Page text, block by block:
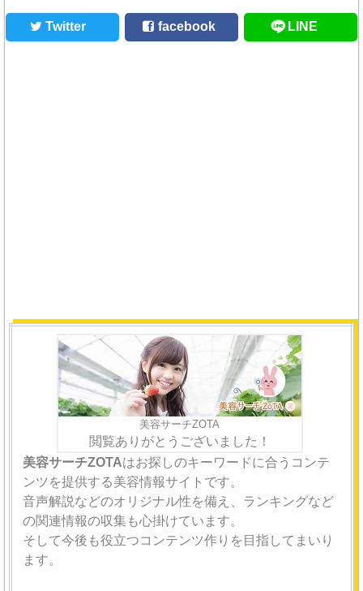
Twitter facebook LINE
美容サーチZOTA
閲覧ありがとうございました！
美容サーチZOTAはお探しのキーワードに合うコンテ
ンツを提供する美容情報サイトです。
音声解説などのオリジナル性を備え、ランキングなど
の関連情報の収集も心掛けています。
そして今後も役立つコンテンツ作りを目指してまいり
ます。